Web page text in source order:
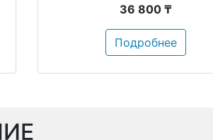
36 800 ₸
Подробнее